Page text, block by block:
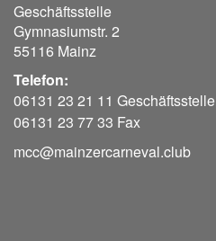
Geschäftsstelle
Gymnasiumstr. 2
55116 Mainz
Telefon:
06131 23 21 11 Geschäftsstelle
06131 23 77 33 Fax
mcc@mainzercarneval.club